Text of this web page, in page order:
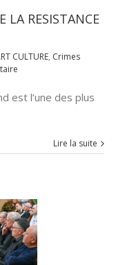
LA RESISTANCE
CULTURE, Crimes
est l’une des plus
Lire la suite